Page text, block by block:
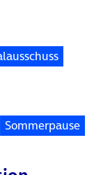
Sommerpause